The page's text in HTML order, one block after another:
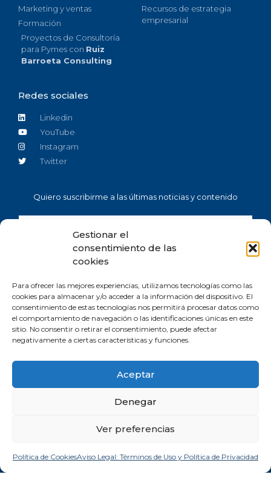
Gestionar el
consentimiento de las
cookies
Para ofrecer las mejores experiencias, utilizamos tecnologías como las
cookies para almacenar y/o acceder a la información del dispositivo. El
consentimiento de estas tecnologías nos permitirá procesar datos como
el comportamiento de navegación o las identificaciones únicas en este
sitio. No consentir o retirar el consentimiento, puede afectar
negativamente a ciertas características y funciones.
Aceptar
Denegar
Ver preferencias
Política de CookiesAviso Legal: Términos de Uso y Política de Privacidad
Marketing y ventas
Formación
Proyectos de Consultoría
para Pymes con Ruiz
Barroeta Consulting
Recursos de estrategia
empresarial
Redes sociales
Linkedin
YouTube
Instagram
Twitter
Quiero suscribirme a las últimas noticias y contenido
He leído y acepto lapolítica de privacidad y consiento
expresamente el tratamiento de mis datos personales conforme a lo allí
establecido.
SUSCRIBIRSE
huella de CO2 emitida por mis canales digitales.